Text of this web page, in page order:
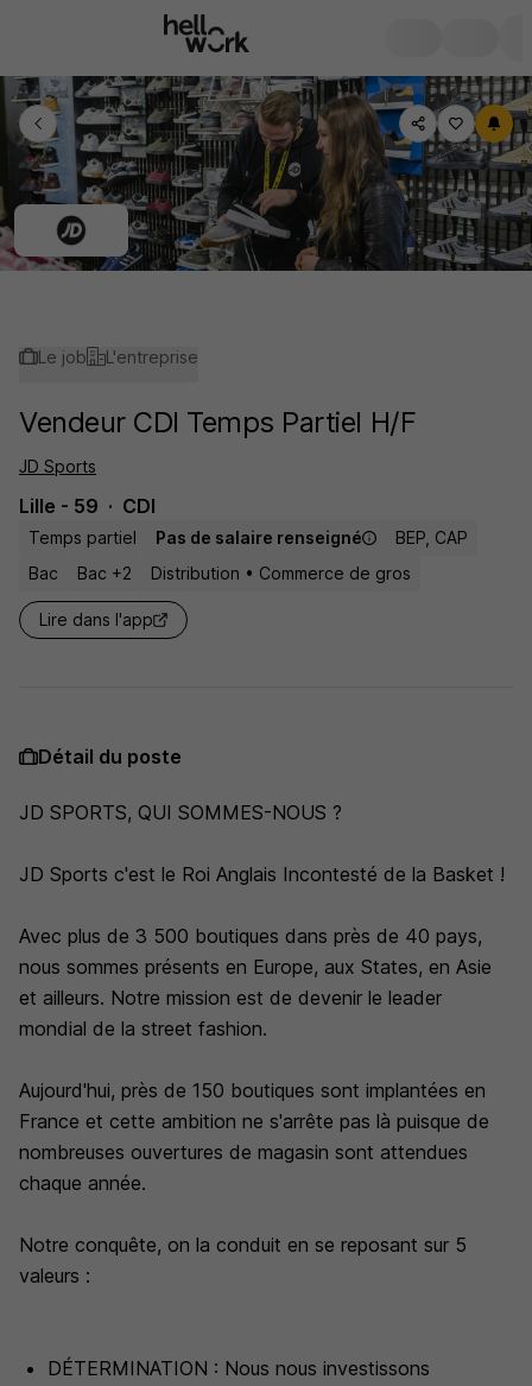
Le job L'entreprise
Vendeur CDI Temps Partiel H/F
JD Sports
Lille - 59 CDI
Temps partiel Pas de salaire renseigné
BEP, CAP
Bac
Bac +2 Distribution • Commerce de gros
Lire dans l'app
Détail du poste
JD SPORTS, QUI SOMMES-NOUS ?
JD Sports c'est le Roi Anglais Incontesté de la Basket !
Avec plus de 3 500 boutiques dans près de 40 pays,
nous sommes présents en Europe, aux States, en Asie
et ailleurs. Notre mission est de devenir le leader
mondial de la street fashion.
Aujourd'hui, près de 150 boutiques sont implantées en
France et cette ambition ne s'arrête pas là puisque de
nombreuses ouvertures de magasin sont attendues
chaque année.
Notre conquête, on la conduit en se reposant sur 5
valeurs :
DÉTERMINATION : Nous nous investissons